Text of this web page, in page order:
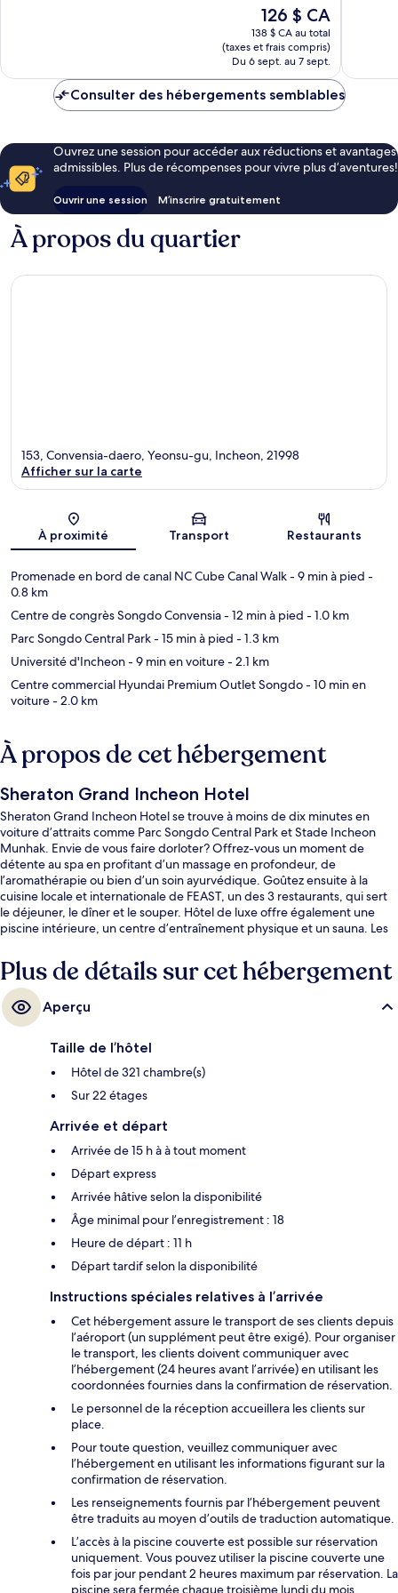
Le
prix
est
de
126 $ CA
126 $ CA
138 $ CA au total
(taxes et frais compris)
Du 6 sept. au 7 sept.
Consulter des hébergements semblables
Ouvrez une session pour accéder aux réductions et avantages
admissibles. Plus de récompenses pour vivre plus d’aventures!
Ouvrir une session M’inscrire gratuitement
À propos du quartier
Carte
153, Convensia-daero, Yeonsu-gu, Incheon, 21998
Afficher sur la carte
À proximité Transport Restaurants
Promenade en bord de canal NC Cube Canal Walk- 9 min à pied -
0.8 km
Centre de congrès Songdo Convensia- 12 min à pied - 1.0 km
Parc Songdo Central Park- 15 min à pied - 1.3 km
Université d'Incheon- 9 min en voiture- 2.1 km
Centre commercial Hyundai Premium Outlet Songdo- 10 min en
voiture- 2.0 km
À propos de cet hébergement
Sheraton Grand Incheon Hotel
Sheraton Grand Incheon Hotel se trouve à moins de dix minutes en
voiture d’attraits comme Parc Songdo Central Park et Stade Incheon
Munhak. Envie de vous faire dorloter? Offrez-vous un moment de
détente au spa en profitant d’un massage en profondeur, de
l’aromathérapie ou bien d’un soin ayurvédique. Goûtez ensuite à la
cuisine locale et internationale de FEAST, un des 3 restaurants, qui sert
le déjeuner, le dîner et le souper. Hôtel de luxe offre également une
piscine intérieure, un centre d’entraînement physique et un sauna. Les
commun se trouve à quelques minutes de marche : Station University of
Incheon se trouve à 9 minutes et Station Central Park est à 15 minutes.
Plus de détails sur cet hébergement
Aperçu
Taille de l’hôtel
Hôtel de 321 chambre(s)
Sur 22 étages
Arrivée et départ
Arrivée de 15 h à à tout moment
Départ express
Arrivée hâtive selon la disponibilité
Âge minimal pour l’enregistrement : 18
Heure de départ : 11 h
Départ tardif selon la disponibilité
Instructions spéciales relatives à l’arrivée
Cet hébergement assure le transport de ses clients depuis
l’aéroport (un supplément peut être exigé). Pour organiser
le transport, les clients doivent communiquer avec
l’hébergement (24 heures avant l’arrivée) en utilisant les
coordonnées fournies dans la confirmation de réservation.
Le personnel de la réception accueillera les clients sur
place.
Pour toute question, veuillez communiquer avec
l’hébergement en utilisant les informations figurant sur la
confirmation de réservation.
Les renseignements fournis par l’hébergement peuvent
être traduits au moyen d’outils de traduction automatique.
L’accès à la piscine couverte est possible sur réservation
uniquement. Vous pouvez utiliser la piscine couverte une
fois par jour pendant 2 heures maximum par réservation. La
piscine sera fermée chaque troisième lundi du mois.